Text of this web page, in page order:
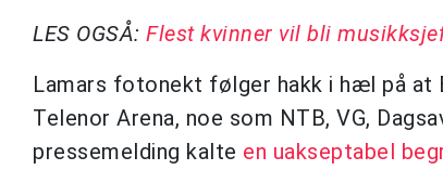
LES OGSÅ: Flest kvinner vil bli
Lamars fotonekt følger hakk i hæl på at
Telenor Arena, noe som NTB, VG,
pressemelding kalte en uakseptabel